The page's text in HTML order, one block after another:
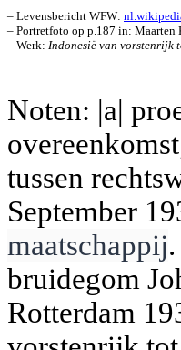
– Levensbericht WFW:
– Portretfoto op p.187 in: Maarten
– Werk: Indonesië van vorstenrijk
Noten: |a|
tussen
September
maatschappij
bruidegom
Rotterdam